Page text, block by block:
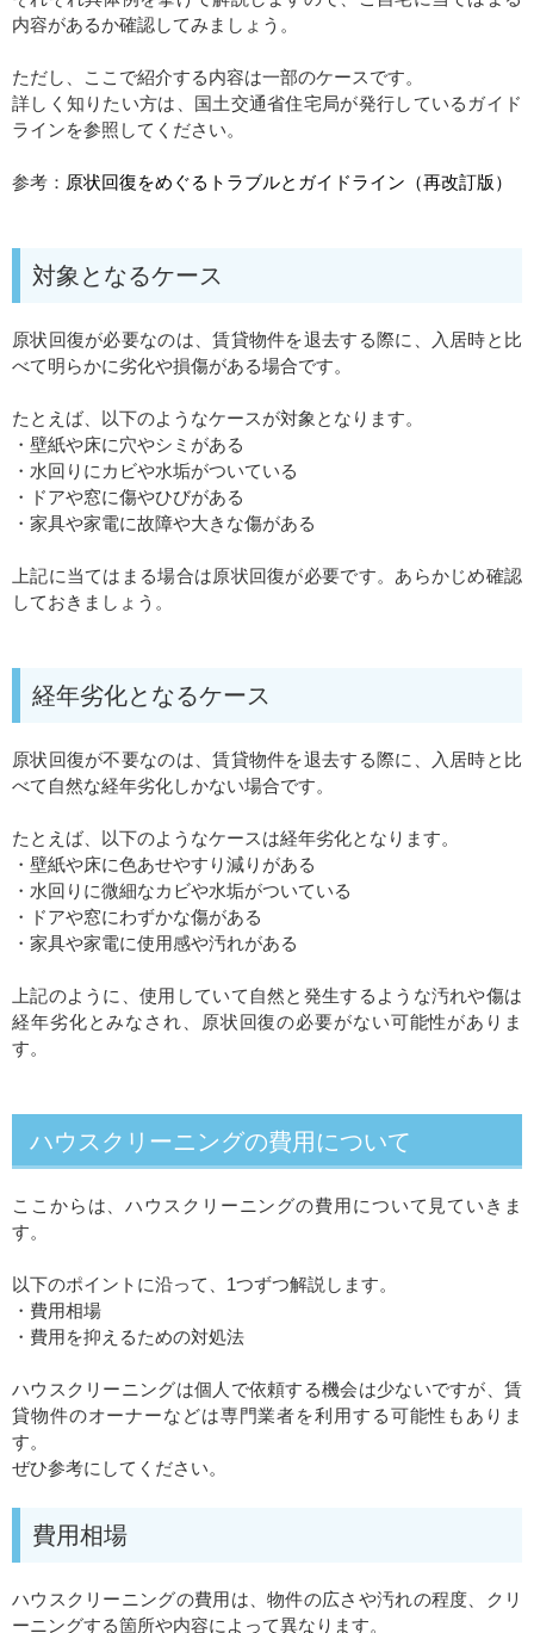
内容があるか確認してみましょう。
ただし、ここで紹介する内容は一部のケースです。
詳しく知りたい方は、国土交通省住宅局が発行しているガイド
ラインを参照してください。
参考： 原状回復をめぐるトラブルとガイドライン（再改訂版）
対象となるケース
原状回復が必要なのは、賃貸物件を退去する際に、入居時と比
べて明らかに劣化や損傷がある場合です。
たとえば、以下のようなケースが対象となります。
・壁紙や床に穴やシミがある
・水回りにカビや水垢がついている
・ドアや窓に傷やひびがある
・家具や家電に故障や大きな傷がある
上記に当てはまる場合は原状回復が必要です。 あらかじめ確認
しておきましょう。
経年劣化となるケース
原状回復が不要なのは、賃貸物件を退去する際に、入居時と比
べて自然な経年劣化しかない場合です。
たとえば、以下のようなケースは経年劣化となります。
・壁紙や床に色あせやすり減りがある
・水回りに微細なカビや水垢がついている
・ドアや窓にわずかな傷がある
・家具や家電に使用感や汚れがある
上記のように、使用していて自然と発生するような汚れや傷は
経年劣化とみなされ、原状回復の必要がない可能性がありま
す。
ハウスクリーニングの費用について
ここからは、ハウスクリーニングの費用について見ていきま
す。
以下のポイントに沿って、1つずつ解説します。
・費用相場
・費用を抑えるための対処法
ハウスクリーニングは個人で依頼する機会は少ないですが、賃
貸物件のオーナーなどは専門業者を利用する可能性もありま
す。
ぜひ参考にしてください。
費用相場
ハウスクリーニングの費用は、物件の広さや汚れの程度、クリ
ーニングする箇所や内容によって異なります。